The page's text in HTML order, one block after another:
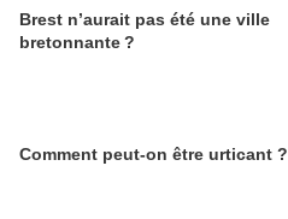
Brest n’aurait pas été une ville
bretonnante ?
Comment peut-on être urticant ?